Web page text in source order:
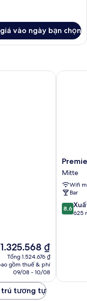
vào ngày bạn chọn
Giá
hiện
tại
1.325.568 ₫
1.325.568 ₫
Tổng 1.524.676 ₫
gồm thuế & phí
09/08 - 10/08
Premier
Inn
Berlin
Mitte
Mitte
Wifi
Bar
8.6
trên
8,6
625
Premier
trú tương tự